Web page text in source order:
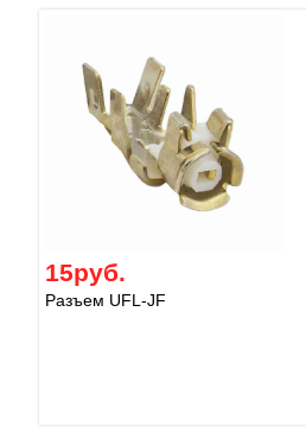
15руб.
Разъем UFL-JF